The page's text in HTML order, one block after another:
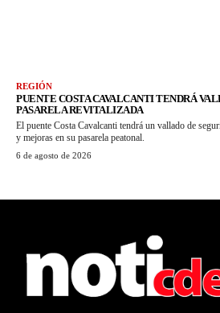
REGIÓN
PUENTE COSTA CAVALCANTI TENDRÁ
PASARELA REVITALIZADA
El puente Costa Cavalcanti tendrá un vallado de
y mejoras en su pasarela peatonal.
6 de agosto de 2026